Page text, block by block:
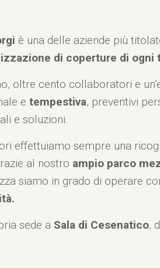
è una delle aziende più
di coperture di ogni
oltre cento collaboratori e
e tempestiva, preventivi
e soluzioni.
effettuiamo sempre una
al nostro ampio parco
siamo in grado di operare
sede a Sala di Cesenatico,